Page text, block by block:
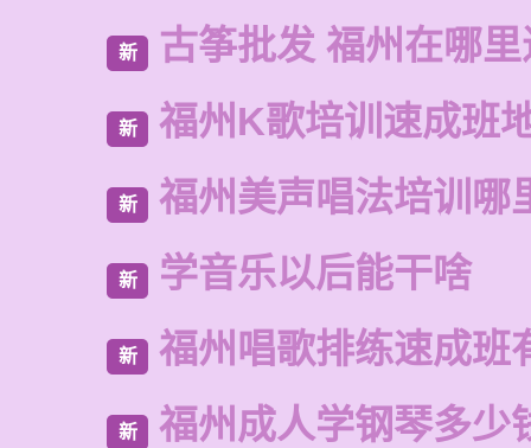
新 古筝批发 福州在哪
新 福州K歌培训速成班
新 福州美声唱法培训哪
新 学音乐以后能干啥
新 福州唱歌排练速成班
新 福州成人学钢琴多少